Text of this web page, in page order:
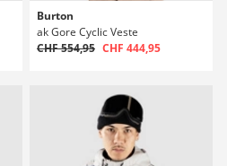
Burton
ak Gore Cyclic Veste
CHF 554,95 CHF 444,95